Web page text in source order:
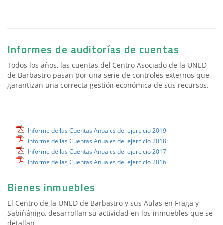
Informes de auditorías de cuentas
Todos los años, las cuentas del Centro Asociado de la UNED
de Barbastro pasan por una serie de controles externos que
garantizan una correcta gestión económica de sus recursos.
Informe de las Cuentas Anuales del ejercicio 2019
Informe de las Cuentas Anuales del ejercicio 2018
Informe de las Cuentas Anuales del ejercicio 2017
Informe de las Cuentas Anuales del ejercicio 2016
Bienes inmuebles
El Centro de la UNED de Barbastro y sus Aulas en Fraga y
Sabiñánigo, desarrollan su actividad en los inmuebles que se
detallan